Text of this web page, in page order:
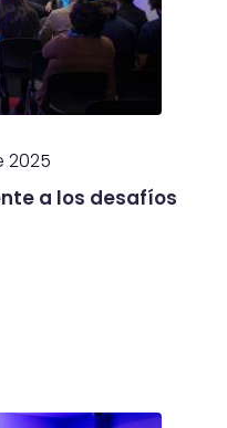
2025
a los desafíos